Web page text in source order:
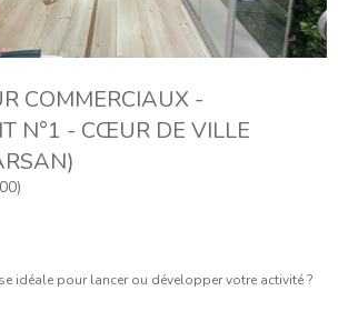
COMMERCIAUX -
N°1 - CŒUR DE VILLE
idéale pour lancer ou développer votre activité ?